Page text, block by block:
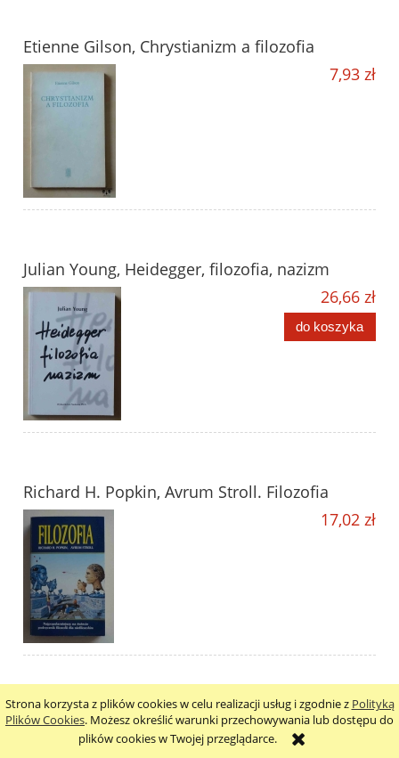
Strona korzysta z plików cookies w celu realizacji usług i zgodnie z Polityką
Plików Cookies. Możesz określić warunki przechowywania lub dostępu do
plików cookies w Twojej przeglądarce.
Etienne Gilson, Chrystianizm a filozofia
7,93 zł
Julian Young, Heidegger, filozofia, nazizm
26,66 zł
do koszyka
Richard H. Popkin, Avrum Stroll. Filozofia
17,02 zł
Jan Legowicz, Zarys historii filozofii